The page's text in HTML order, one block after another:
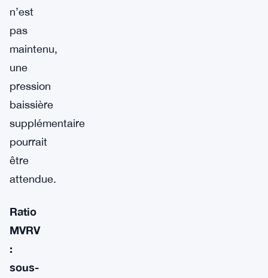
n’est
pas
maintenu,
une
pression
baissière
supplémentaire
pourrait
être
attendue.
Ratio
MVRV
:
sous-